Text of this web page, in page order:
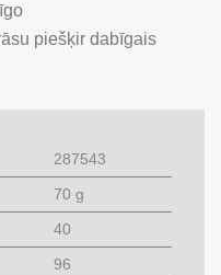
piešķir dabīgais
287543
70 g
40
96